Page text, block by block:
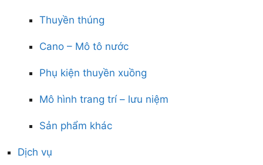
Thuyền thúng
Cano – Mô tô nước
Phụ kiện thuyền xuồng
Mô hình trang trí – lưu niệm
Sản phẩm khác
Dịch vụ